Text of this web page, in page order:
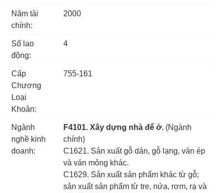
Năm tài
chính:
2000
Số lao
động:
4
Cấp
Chương
Loại
Khoản:
755-161
Ngành
nghề kinh
doanh:
F4101. Xây dựng nhà để ở.(Ngành
chính)
C1621. Sản xuất gỗ dán, gỗ lạng, ván ép
và ván mỏng khác.
C1629. Sản xuất sản phẩm khác từ gỗ;
sản xuất sản phẩm từ tre, nứa, rơm, rạ và